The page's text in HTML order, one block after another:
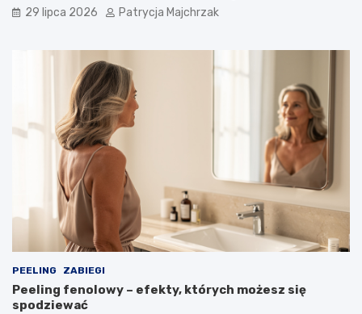
29 lipca 2026 Patrycja Majchrzak
PEELING ZABIEGI
Peeling fenolowy – efekty, których możesz się
spodziewać